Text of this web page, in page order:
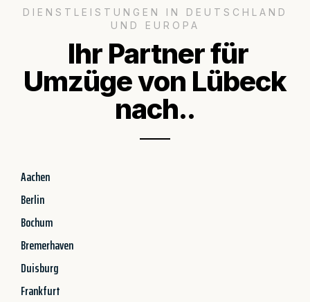
DIENSTLEISTUNGEN IN DEUTSCHLAND
UND EUROPA
Ihr Partner für
Umzüge von Lübeck
nach..
Aachen
Berlin
Bochum
Bremerhaven
Duisburg
Frankfurt